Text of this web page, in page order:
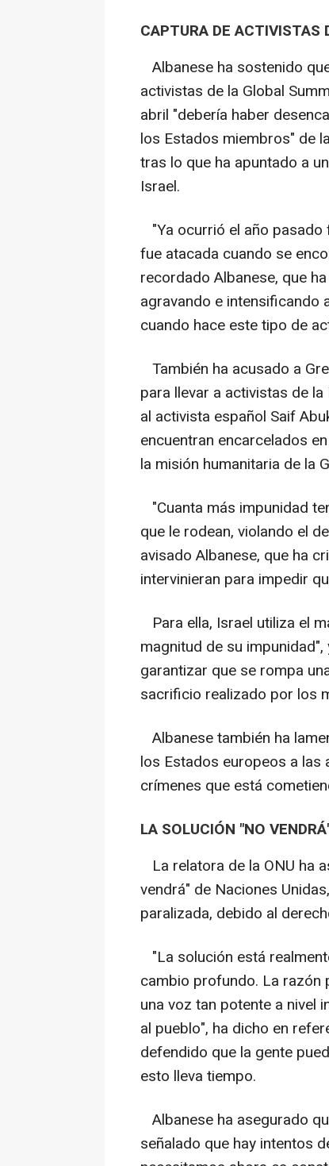
CAPTURA DE ACTIVISTAS
Albanese ha sostenido
activistas de la Global
abril "debería haber
los Estados miembros" de
tras lo que ha apuntado a
Israel.
"Ya ocurrió el año
fue atacada cuando se
recordado Albanese, que
agravando e intensificando
cuando hace este tipo de
También ha acusado a
para llevar a activistas de
al activista español Saif
encuentran encarcelados
la misión humanitaria de la
"Cuanta más impunidad
que le rodean, violando el
avisado Albanese, que ha
intervinieran para impedir
Para ella, Israel utiliza el
magnitud de su
garantizar que se rompa
sacrificio realizado por los
Albanese también ha
los Estados europeos a las
crímenes que está
LA SOLUCIÓN "NO
La relatora de la ONU ha
vendrá" de Naciones
paralizada, debido al
"La solución está
cambio profundo. La razón
una voz tan potente a nivel
al pueblo", ha dicho en
defendido que la gente
esto lleva tiempo.
Albanese ha asegurado
señalado que hay intentos